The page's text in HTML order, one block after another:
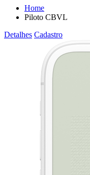
Home
Piloto CBVL
Detalhes Cadastro